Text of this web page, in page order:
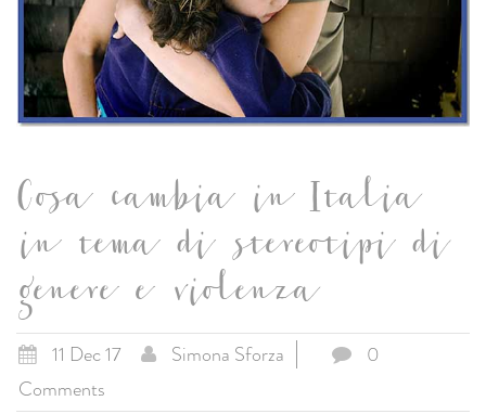
Cosa cambia in Italia
in tema di stereotipi di
genere e violenza
11 Dec 17 Simona Sforza
0
Comments